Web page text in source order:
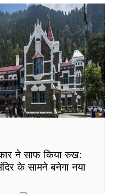
ने साफ किया रुख:
के सामने बनेगा नया